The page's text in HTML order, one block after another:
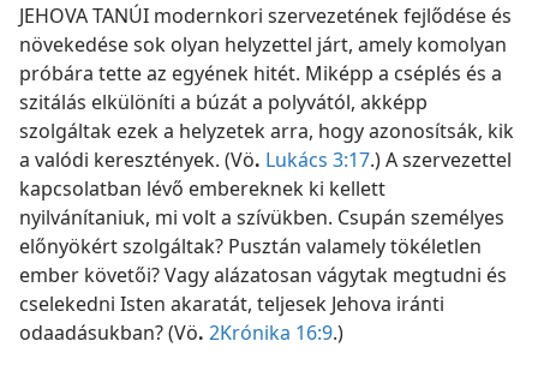
JEHOVA TANÚI modernkori szervezetének fejlődése és
növekedése sok olyan helyzettel járt, amely komolyan
próbára tette az egyének hitét. Miképp a cséplés és a
szitálás elkülöníti a búzát a polyvától, akképp
szolgáltak ezek a helyzetek arra, hogy azonosítsák, kik
a valódi keresztények. (Vö. Lukács 3:17.) A szervezettel
kapcsolatban lévő embereknek ki kellett
nyilvánítaniuk, mi volt a szívükben. Csupán személyes
előnyökért szolgáltak? Pusztán valamely tökéletlen
ember követői? Vagy alázatosan vágytak megtudni és
cselekedni Isten akaratát, teljesek Jehova iránti
odaadásukban? (Vö. 2Krónika 16:9.)